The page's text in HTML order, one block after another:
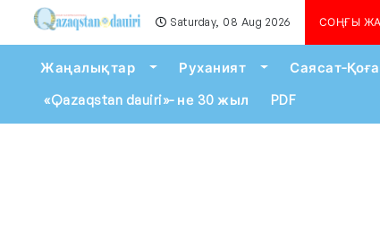
Saturday, 08 Aug 2026 СОҢҒЫ
Алматыда
Жаңалықтар Toggle Dropdown
Руханият Toggle Dropdown
Саясат-
«Qazaqstan dauiri»- не 30 жыл
PDF